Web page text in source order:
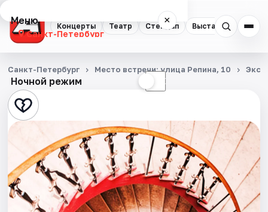
Концерты Театр Стендап Выставки
Меню ×
Санкт-Петербург
Концерты
Театр
Стендап
Выставки
Квесты
Экскурсии
Ночной режим ☾
Санкт-Петербург Место встречи: улица Репина, 10